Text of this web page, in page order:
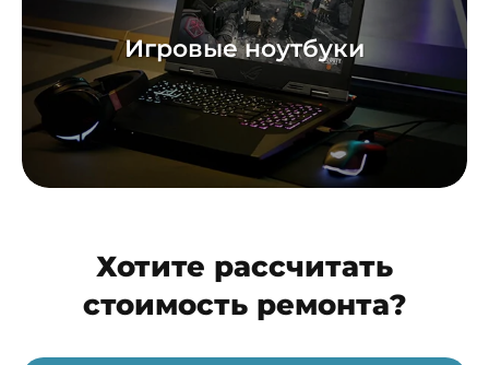
Игровые ноутбуки
Хотите рассчитать
стоимость ремонта?